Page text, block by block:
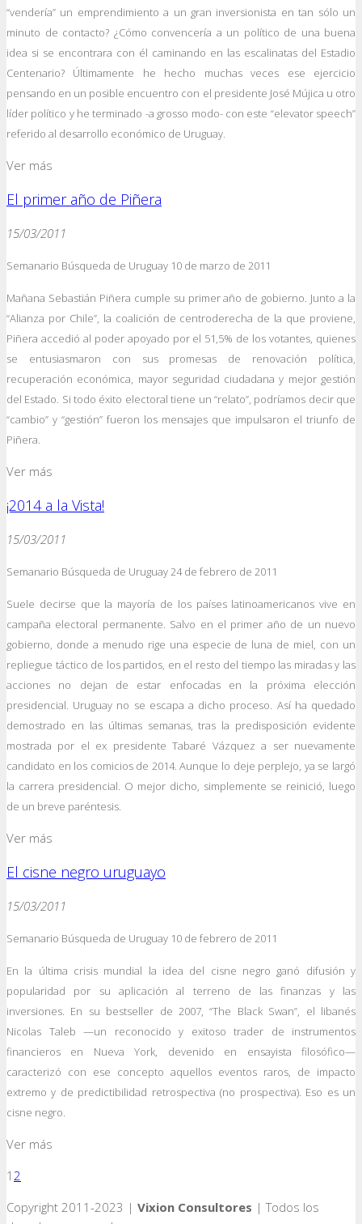
“vendería” un emprendimiento a un gran inversionista en tan sólo un
minuto de contacto? ¿Cómo convencería a un político de una buena
idea si se encontrara con él caminando en las escalinatas del Estadio
Centenario? Últimamente he hecho muchas veces ese ejercicio
pensando en un posible encuentro con el presidente José Mújica u otro
líder político y he terminado -a grosso modo- con este “elevator speech”
referido al desarrollo económico de Uruguay.
Ver más
El primer año de Piñera
15/03/2011
Semanario Búsqueda de Uruguay 10 de marzo de 2011
Mañana Sebastián Piñera cumple su primer año de gobierno. Junto a la
“Alianza por Chile”, la coalición de centroderecha de la que proviene,
Piñera accedió al poder apoyado por el 51,5% de los votantes, quienes
se entusiasmaron con sus promesas de renovación política,
recuperación económica, mayor seguridad ciudadana y mejor gestión
del Estado. Si todo éxito electoral tiene un “relato”, podríamos decir que
“cambio” y “gestión” fueron los mensajes que impulsaron el triunfo de
Piñera.
Ver más
¡2014 a la Vista!
15/03/2011
Semanario Búsqueda de Uruguay 24 de febrero de 2011
Suele decirse que la mayoría de los países latinoamericanos vive en
campaña electoral permanente. Salvo en el primer año de un nuevo
gobierno, donde a menudo rige una especie de luna de miel, con un
repliegue táctico de los partidos, en el resto del tiempo las miradas y las
acciones no dejan de estar enfocadas en la próxima elección
presidencial. Uruguay no se escapa a dicho proceso. Así ha quedado
demostrado en las últimas semanas, tras la predisposición evidente
mostrada por el ex presidente Tabaré Vázquez a ser nuevamente
candidato en los comicios de 2014. Aunque lo deje perplejo, ya se largó
la carrera presidencial. O mejor dicho, simplemente se reinició, luego
de un breve paréntesis.
Ver más
El cisne negro uruguayo
15/03/2011
Semanario Búsqueda de Uruguay 10 de febrero de 2011
En la última crisis mundial la idea del cisne negro ganó difusión y
popularidad por su aplicación al terreno de las finanzas y las
inversiones. En su bestseller de 2007, “The Black Swan”, el libanés
Nicolas Taleb —un reconocido y exitoso trader de instrumentos
financieros en Nueva York, devenido en ensayista filosófico—
caracterizó con ese concepto aquellos eventos raros, de impacto
extremo y de predictibilidad retrospectiva (no prospectiva). Eso es un
cisne negro.
Ver más
1 2
Copyright 2011-2023 | Vixion Consultores | Todos los